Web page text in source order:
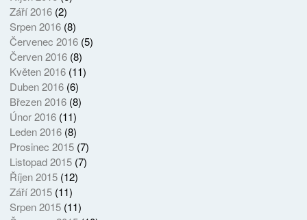
Září 2016(2)
Srpen 2016(8)
Červenec 2016(5)
Červen 2016(8)
Květen 2016(11)
Duben 2016(6)
Březen 2016(8)
Únor 2016(11)
Leden 2016(8)
Prosinec 2015(7)
Listopad 2015(7)
Říjen 2015(12)
Září 2015(11)
Srpen 2015(11)